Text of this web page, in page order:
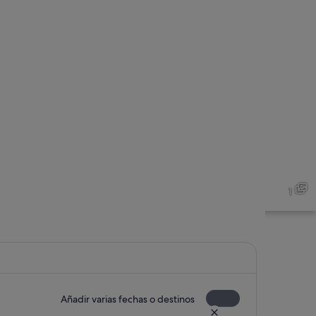
1
Añadir varias fechas o destinos